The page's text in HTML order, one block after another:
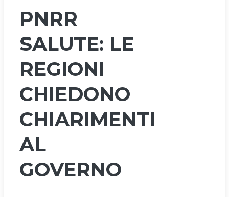
PNRR
SALUTE: LE
REGIONI
CHIEDONO
CHIARIMENTI
AL
GOVERNO